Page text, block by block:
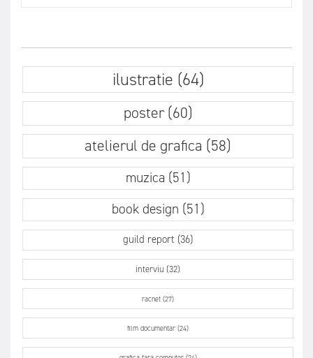
ilustratie (64)
poster (60)
atelierul de grafica (58)
muzica (51)
book design (51)
guild report (36)
interviu (32)
racnet (27)
film documentar (24)